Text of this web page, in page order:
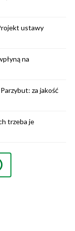
ustawy
na
za jakość
trzeba je